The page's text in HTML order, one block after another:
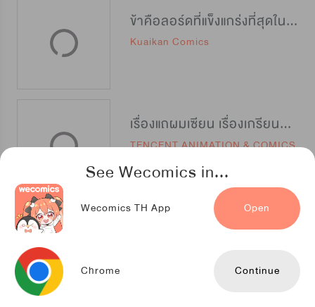
See Wecomics in...
Wecomics TH App Open
Chrome Continue
ข้าคือลอร์ดที่แข็งแกร่งที่สุดในปฐพี
Kuaikan Comics
เรื่องแถผมเซียน เรื่องเกรียนผมเทพ
TENCENT ANIMATION & COMICS
การรุกรานของจักรพรรดิอมตะ